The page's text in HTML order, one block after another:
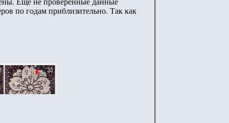
Еще не проверенные данные
по годам приблизительно. Так как